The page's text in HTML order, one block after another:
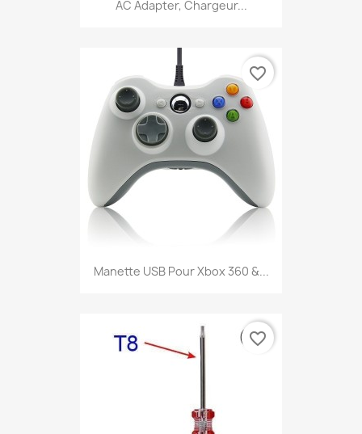
AC Adapter, Chargeur...
Manette USB Pour Xbox 360 &...
favorite_border
favorite_border